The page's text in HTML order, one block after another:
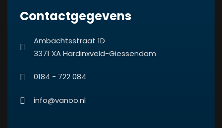
Contactgegevens
Ambachtsstraat 1D
3371 XA Hardinxveld-Giessendam
0184 - 722 084
info@vanoo.nl